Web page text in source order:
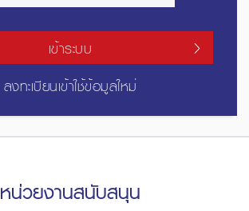
เข้าระบบ
ลงทะเบียนเข้าใช้ข้อมูลใหม่
หน่วยงานสนับสนุน